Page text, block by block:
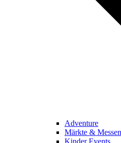
Adventure
Märkte & Messen